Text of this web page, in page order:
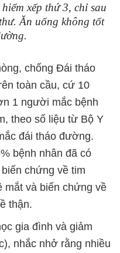
xếp thứ 3, chỉ sau
Ăn uống không tốt
chống Đái tháo
toàn cầu, cứ 10
1 người mắc bệnh
theo số liệu từ Bộ Y
đái tháo đường.
bệnh nhân đã có
chứng về tim
mắt và biến chứng về
thận.
gia đình và giảm
nhắc nhở rằng nhiều